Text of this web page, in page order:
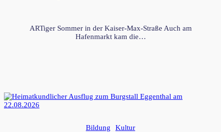
ARTiger Sommer in der Kaiser-Max-Straße Auch am
Hafenmarkt kam die…
Bildung Kultur